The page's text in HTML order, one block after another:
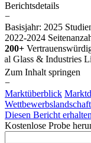
Berichtsdetails
−
Basisjahr: 2025
2022-2024
200+
Zum Inhalt springen
−
Marktüberblick
Wettbewerbslandschaft
Diesen Bericht
Kostenlose Probe